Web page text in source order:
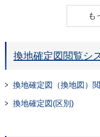
も
換地確定図閲覧シ
換地確定図（換地図）
換地確定図(区別)